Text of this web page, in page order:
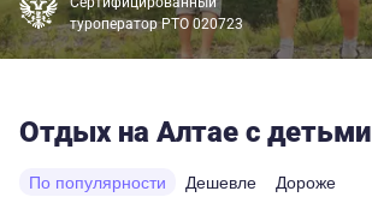
туроператор РТО 020723
Отдых на Алтае с детьми
По популярности Дешевле Дороже